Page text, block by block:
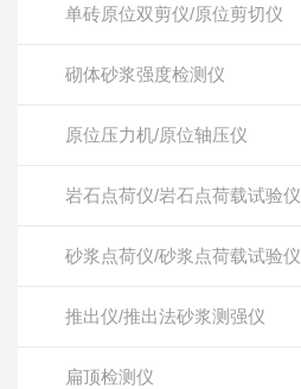
单砖原位双剪仪/原位剪切仪
砌体砂浆强度检测仪
原位压力机/原位轴压仪
岩石点荷仪/岩石点荷载试验仪
砂浆点荷仪/砂浆点荷载试验仪
推出仪/推出法砂浆测强仪
扁顶检测仪